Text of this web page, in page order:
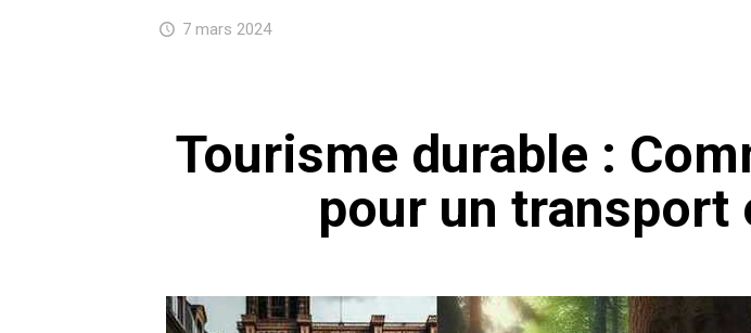
7 mars 2024
Tourisme durable :
pour un transport